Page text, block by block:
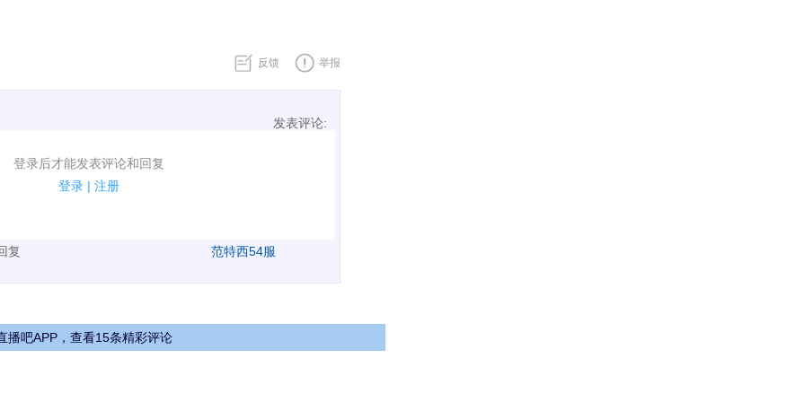
反馈 举报
发表评论:
登录后才能发表评论和回复
登录 | 注册
论了！
复 范特西54服
播吧APP，查看15条精彩评论